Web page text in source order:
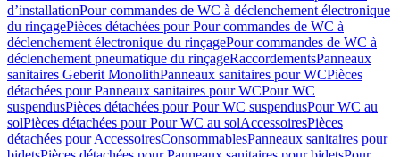
d’installationPour commandes de WC à déclenchement électronique
du rinçagePièces détachées pour Pour commandes de WC à
déclenchement électronique du rinçagePour commandes de WC à
déclenchement pneumatique du rinçageRaccordementsPanneaux
sanitaires Geberit MonolithPanneaux sanitaires pour WCPièces
détachées pour Panneaux sanitaires pour WCPour WC
suspendusPièces détachées pour Pour WC suspendusPour WC au
solPièces détachées pour Pour WC au solAccessoiresPièces
détachées pour AccessoiresConsommablesPanneaux sanitaires pour